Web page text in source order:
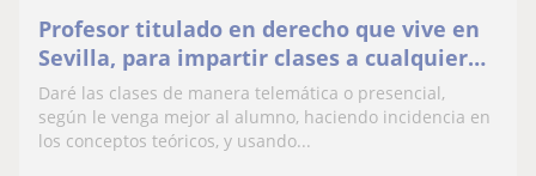
Profesor titulado en derecho que vive en
Sevilla, para impartir clases a cualquier
alumno de derecho.
Daré las clases de manera telemática o presencial,
según le venga mejor al alumno, haciendo incidencia en
los conceptos teóricos, y usando...